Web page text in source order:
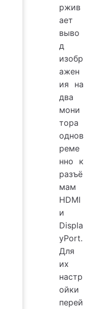
ржив
ает
выво
д
изобр
ажен
ия на
два
мони
тора
однов
реме
нно к
разъё
мам
HDMI
и
Displa
yPort.
Для
их
настр
ойки
перей